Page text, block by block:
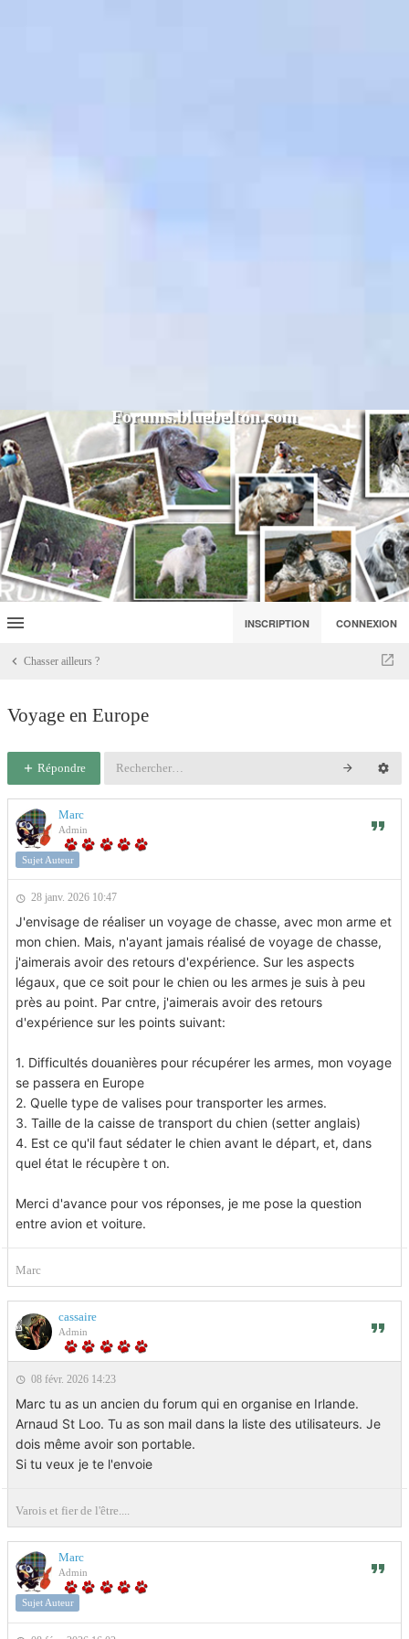
Forums.bluebelton.com
INSCRIPTION CONNEXION
Chasser ailleurs ?
Voyage en Europe
Répondre
Marc
Admin
Sujet Auteur
28 janv. 2026 10:47
J'envisage de réaliser un voyage de chasse, avec mon arme et
mon chien. Mais, n'ayant jamais réalisé de voyage de chasse,
j'aimerais avoir des retours d'expérience. Sur les aspects
légaux, que ce soit pour le chien ou les armes je suis à peu
près au point. Par cntre, j'aimerais avoir des retours
d'expérience sur les points suivant:
1. Difficultés douanières pour récupérer les armes, mon voyage
se passera en Europe
2. Quelle type de valises pour transporter les armes.
3. Taille de la caisse de transport du chien (setter anglais)
4. Est ce qu'il faut sédater le chien avant le départ, et, dans
quel état le récupère t on.
Merci d'avance pour vos réponses, je me pose la question
entre avion et voiture.
Marc
cassaire
Admin
08 févr. 2026 14:23
Marc tu as un ancien du forum qui en organise en Irlande.
Arnaud St Loo. Tu as son mail dans la liste des utilisateurs. Je
dois même avoir son portable.
Si tu veux je te l'envoie
Varois et fier de l'être....
Marc
Admin
Sujet Auteur